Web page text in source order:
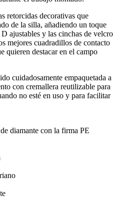
retorcidas decorativas que
de la silla, añadiendo un toque
ajustables y las cinchas de velcro
mejores cuadradillos de contacto
quieren destacar en el campo
cuidadosamente empaquetada a
con cremallera reutilizable para
no esté en uso y para facilitar
diamante con la firma PE